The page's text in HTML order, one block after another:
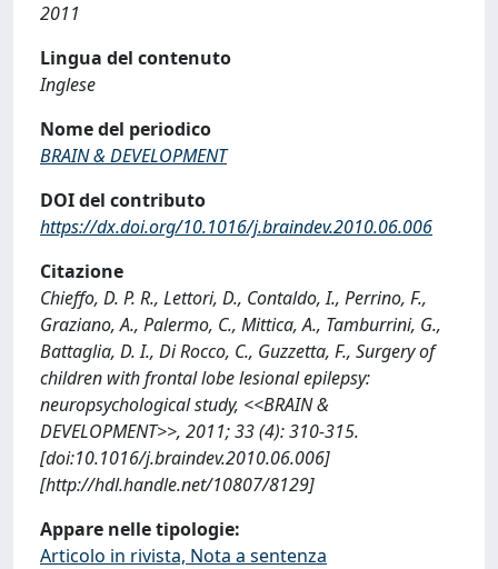
2011
Lingua del contenuto
Inglese
Nome del periodico
BRAIN & DEVELOPMENT
DOI del contributo
https://dx.doi.org/10.1016/j.braindev.2010.06.006
Citazione
Chieffo, D. P. R., Lettori, D., Contaldo, I., Perrino, F.,
Graziano, A., Palermo, C., Mittica, A., Tamburrini, G.,
Battaglia, D. I., Di Rocco, C., Guzzetta, F., Surgery of
children with frontal lobe lesional epilepsy:
neuropsychological study, <<BRAIN &
DEVELOPMENT>>, 2011; 33 (4): 310-315.
[doi:10.1016/j.braindev.2010.06.006]
[http://hdl.handle.net/10807/8129]
Appare nelle tipologie:
Articolo in rivista, Nota a sentenza